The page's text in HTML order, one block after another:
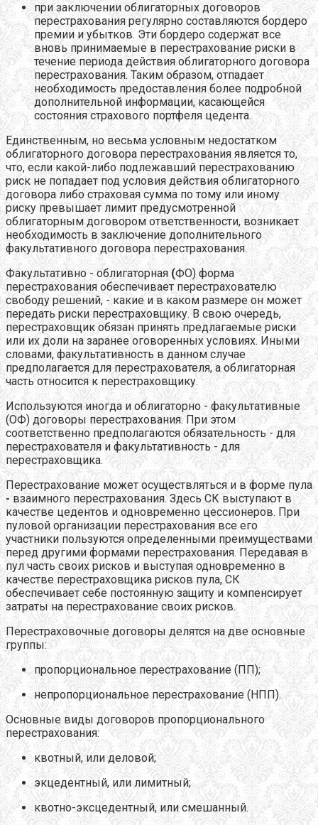
при заключении облигаторных договоров
перестрахования регулярно составляются бордеро
премии и убытков. Эти бордеро содержат все
вновь принимаемые в перестрахование риски в
течение периода действия облигаторного договора
перестрахования. Таким образом, отпадает
необходимость предоставления более подробной
дополнительной информации, касающейся
состояния страхового портфеля цедента.
Единственным, но весьма условным недостатком
облигаторного договора перестрахования является то,
что, если какой-либо подлежавший перестрахованию
риск не попадает под условия действия облигаторного
договора либо страховая сумма по тому или иному
риску превышает лимит предусмотренной
облигаторным договором ответственности, возникает
необходимость в заключение дополнительного
факультативного договора перестрахования.
Факультативно - облигаторная (ФО) форма
перестрахования обеспечивает перестрахователю
свободу решений, - какие и в каком размере он может
передать риски перестраховщику. В свою очередь,
перестраховщик обязан принять предлагаемые риски
или их доли на заранее оговоренных условиях. Иными
словами, факультативность в данном случае
предполагается для перестрахователя, а облигаторная
часть относится к перестраховщику.
Используются иногда и облигаторно - факультативные
(ОФ) договоры перестрахования. При этом
соответственно предполагаются обязательность - для
перестрахователя и факультативность - для
перестраховщика.
Перестрахование может осуществляться и в форме пула
- взаимного перестрахования. Здесь СК выступают в
качестве цедентов и одновременно цессионеров. При
пуловой организации перестрахования все его
участники пользуются определенными преимуществами
перед другими формами перестрахования. Передавая в
пул часть своих рисков и выступая одновременно в
качестве перестраховщика рисков пула, СК
обеспечивает себе постоянную защиту и компенсирует
затраты на перестрахование своих рисков.
Перестраховочные договоры делятся на две основные
группы:
пропорциональное перестрахование (ПП);
непропорциональное перестрахование (НПП).
Основные виды договоров пропорционального
перестрахования:
квотный, или деловой;
экцедентный, или лимитный;
квотно-эксцедентный, или смешанный.